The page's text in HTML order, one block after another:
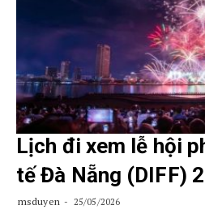
Lịch đi xem lễ hội
tế Đà Nẵng (DIFF)
msduyen 25/05/2026